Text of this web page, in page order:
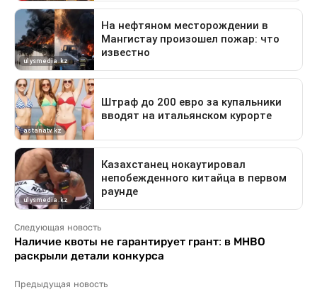
Следующая новость
Наличие квоты не гарантирует грант: в МНВО
раскрыли детали конкурса
Предыдущая новость